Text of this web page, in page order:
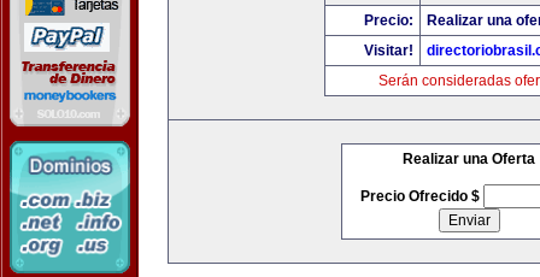
Precio:
Realizar una
Visitar!
Serán consideradas
Realizar una Oferta
Precio Ofrecido $